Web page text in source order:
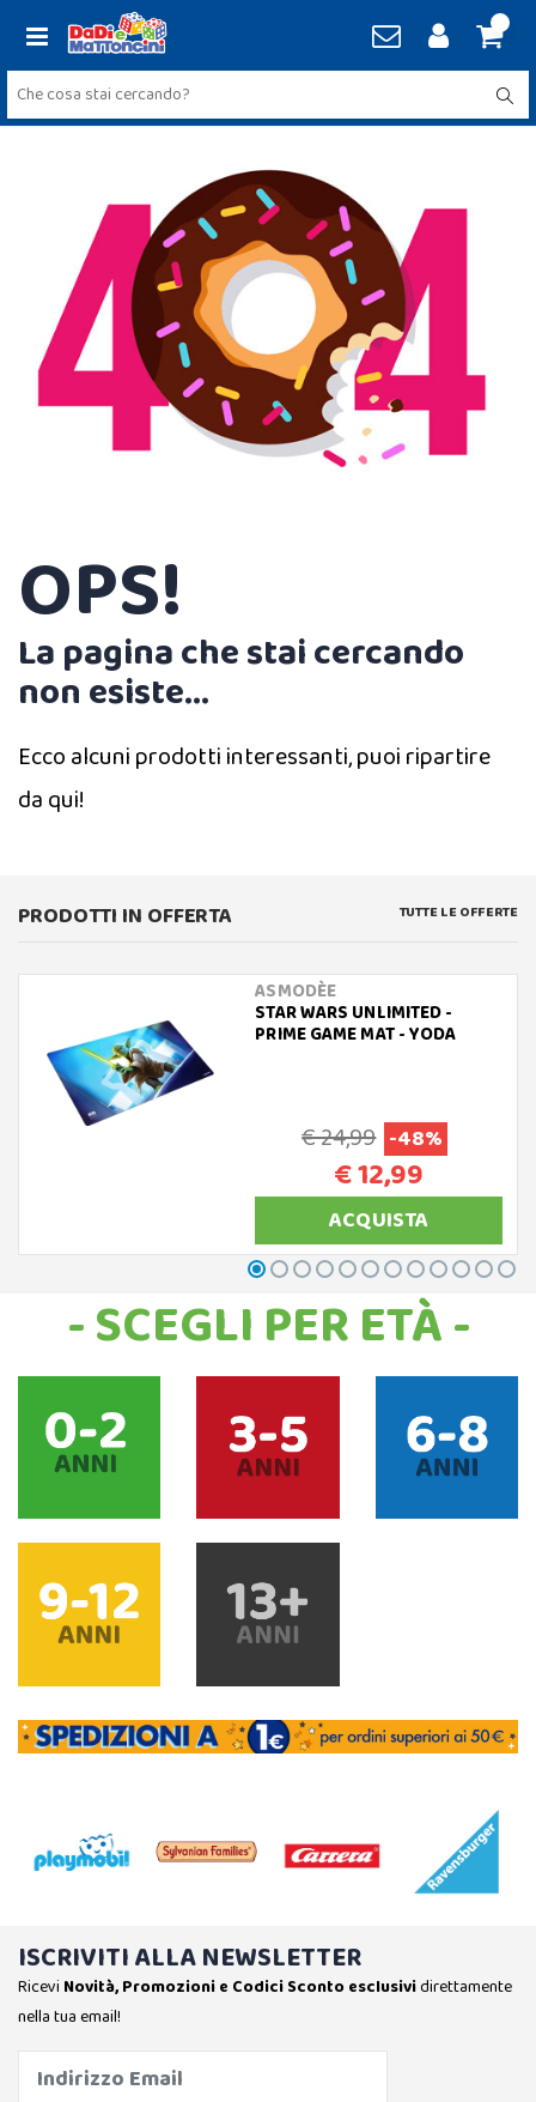
OPS!
La pagina che stai cercando
non esiste...
Ecco alcuni prodotti interessanti, puoi ripartire
da qui!
PRODOTTI IN OFFERTA TUTTE LE OFFERTE
ASMODÈE
STAR WARS UNLIMITED -
PRIME GAME MAT - YODA
€ 24,99 -48%
€ 12,99
ACQUISTA
- SCEGLI PER ETÀ -
ISCRIVITI ALLA NEWSLETTER
Ricevi Novità, Promozioni e Codici Sconto esclusividirettamente
nella tua email!